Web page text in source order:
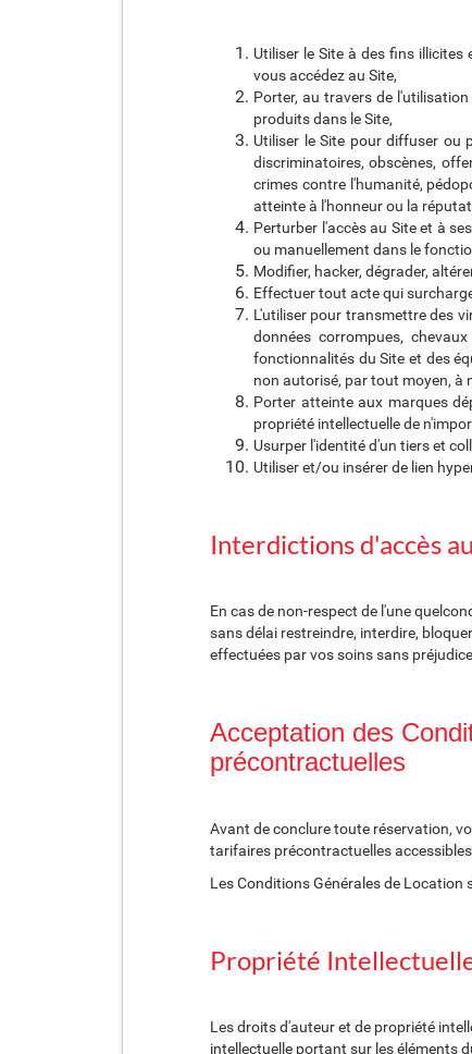
Utiliser le Site à des fins
vous accédez au Site,
Porter, au travers de
produits dans le Site,
Utiliser le Site pour diffuser ou
discriminatoires, obscènes,
crimes contre l'humanité,
atteinte à l'honneur ou la
Perturber l'accès au Site et à
ou manuellement dans le
Modifier, hacker, dégrader,
Effectuer tout acte qui
L'utiliser pour transmettre des
données corrompues,
fonctionnalités du Site et des
non autorisé, par tout moyen, à
Porter atteinte aux marques
propriété intellectuelle de
Usurper l'identité d'un tiers et
Utiliser et/ou insérer de lien
Interdictions d'accès
En cas de non-respect de l'une
sans délai restreindre, interdire,
effectuées par vos soins sans
Acceptation des
précontractuelles
Avant de conclure toute réservation,
tarifaires précontractuelles
Les Conditions Générales de
Propriété
Les droits d'auteur et de propriété
intellectuelle portant sur les éléments